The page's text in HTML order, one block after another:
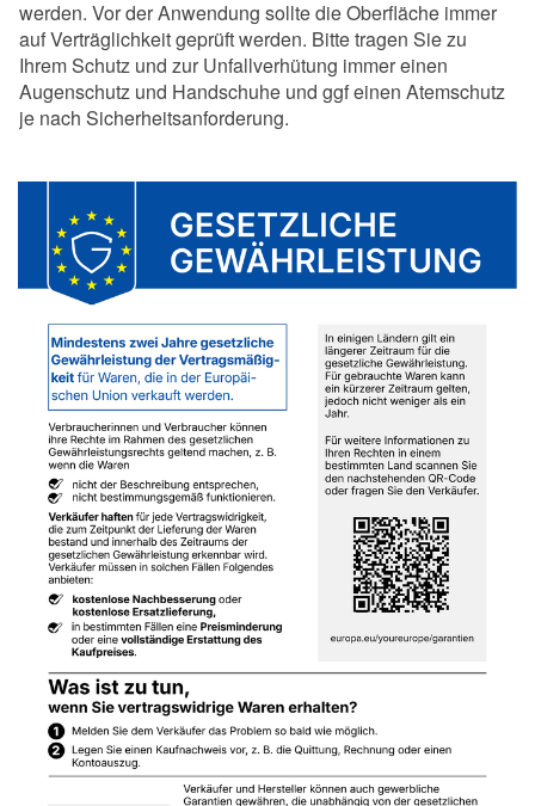
werden. Vor der Anwendung sollte die Oberfläche immer
auf Verträglichkeit geprüft werden. Bitte tragen Sie zu
Ihrem Schutz und zur Unfallverhütung immer einen
Augenschutz und Handschuhe und ggf einen Atemschutz
je nach Sicherheitsanforderung.